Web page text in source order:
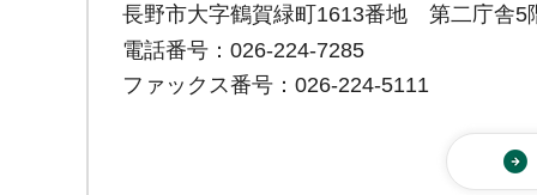
長野市大字鶴賀緑町1613番地 第二庁舎5
電話番号：026-224-7285
ファックス番号：026-224-5111